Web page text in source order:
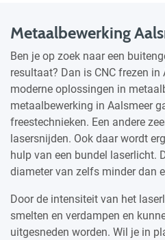
Metaalbewerking
Ben je op zoek naar een
resultaat? Dan is CNC frezen
moderne oplossingen in
metaalbewerking in Aalsmeer
freestechnieken. Een andere
lasersnijden. Ook daar wordt
hulp van een bundel laserlicht.
diameter van zelfs minder dan
Door de intensiteit van het
smelten en verdampen en
uitgesneden worden. Wil je in